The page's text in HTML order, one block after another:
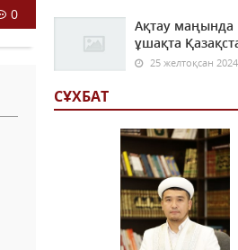
0
Ақтау маңында
ұшақта
25 желтоқсан
СҰХБАТ